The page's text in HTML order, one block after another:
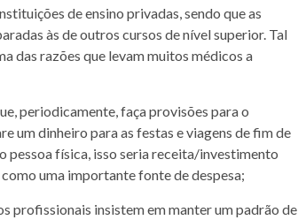
de ensino privadas, sendo que as
às de outros cursos de nível superior. Tal
das razões que levam muitos médicos a
periodicamente, faça provisões para o
um dinheiro para as festas e viagens de fim de
pessoa física, isso seria receita/investimento
uma importante fonte de despesa;
profissionais insistem em manter um padrão de